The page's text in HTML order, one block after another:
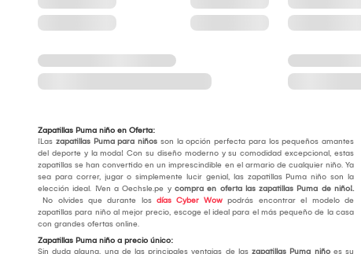
Zapatillas Puma niño en Oferta:
¡Las zapatillas Puma para niños son la opción perfecta para los pequeños amantes
del deporte y la moda! Con su diseño moderno y su comodidad excepcional, estas
zapatillas se han convertido en un imprescindible en el armario de cualquier niño. Ya
sea para correr, jugar o simplemente lucir genial, las zapatillas Puma niño son la
elección ideal. ¡Ven a Oechsle.pe y compra en oferta las zapatillas Puma de niño!.
No olvides que durante los días Cyber Wow podrás encontrar el modelo de
zapatillas para niño al mejor precio, escoge el ideal para el más pequeño de la casa
con grandes ofertas online.
Zapatillas Puma niño a precio único:
Sin duda alguna, una de las principales ventajas de las zapatillas Puma niño es su